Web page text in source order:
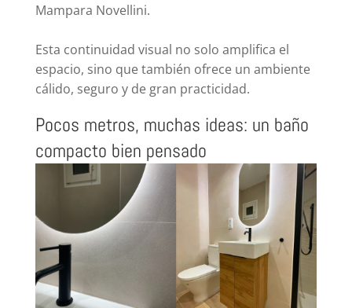
Mampara Novellini.
Esta continuidad visual no solo amplifica el
espacio, sino que también ofrece un ambiente
cálido, seguro y de gran practicidad.
Pocos metros, muchas ideas: un baño
compacto bien pensado